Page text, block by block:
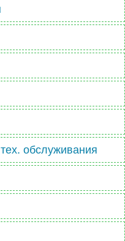
обслуживания